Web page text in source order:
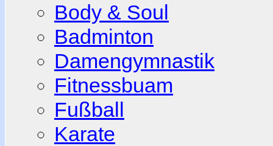
Body & Soul
Badminton
Damengymnastik
Fitnessbuam
Fußball
Karate